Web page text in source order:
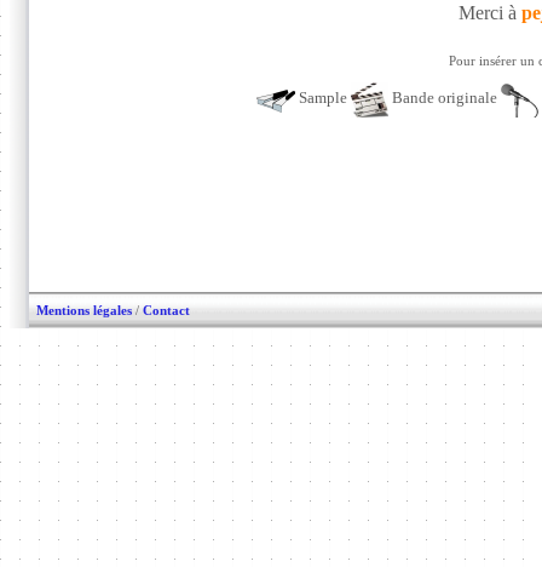
Merci à
Pour insérer un
Sample Bande originale
Mentions légales / Contact